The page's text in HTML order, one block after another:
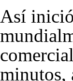
Así
minutos,